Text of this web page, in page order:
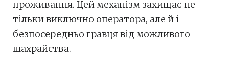
проживання. Цей механізм захищає не
тільки виключно оператора, але й і
безпосередньо гравця від можливого
шахрайства.